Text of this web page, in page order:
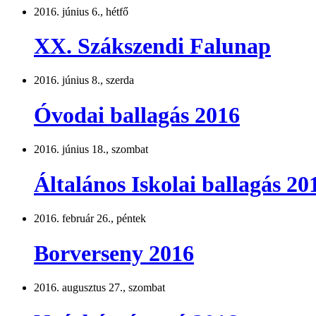
2016. június 6., hétfő
XX. Szákszendi Falunap
2016. június 8., szerda
Óvodai ballagás 2016
2016. június 18., szombat
Általános Iskolai ballagás
2016. február 26., péntek
Borverseny 2016
2016. augusztus 27., szombat